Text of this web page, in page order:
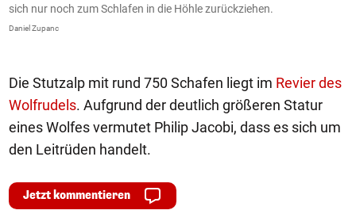
sich nur noch zum Schlafen in die Höhle zurückziehen.
Daniel Zupanc
Die Stutzalp mit rund 750 Schafen liegt im Revier des
Wolfrudels. Aufgrund der deutlich größeren Statur
eines Wolfes vermutet Philip Jacobi, dass es sich um
den Leitrüden handelt.
Jetzt kommentieren